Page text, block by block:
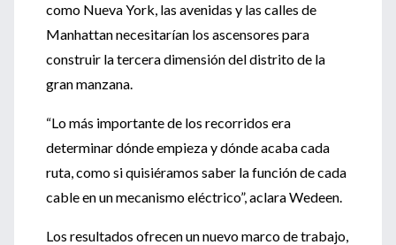
como Nueva York, las avenidas y las calles de
Manhattan necesitarían los ascensores para
construir la tercera dimensión del distrito de la
gran manzana.
“Lo más importante de los recorridos era
determinar dónde empieza y dónde acaba cada
ruta, como si quisiéramos saber la función de cada
cable en un mecanismo eléctrico”, aclara Wedeen.
Los resultados ofrecen un nuevo marco de trabajo,